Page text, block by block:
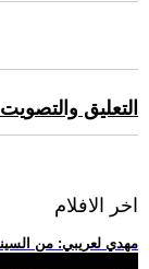
التعليق
اخر الافلام
.. مهدي لعريبي: من